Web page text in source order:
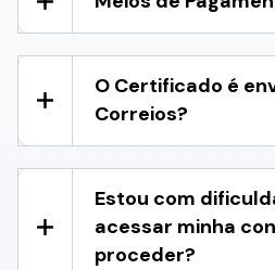
O Certificado é
Correios?
Estou com
acessar minha
proceder?